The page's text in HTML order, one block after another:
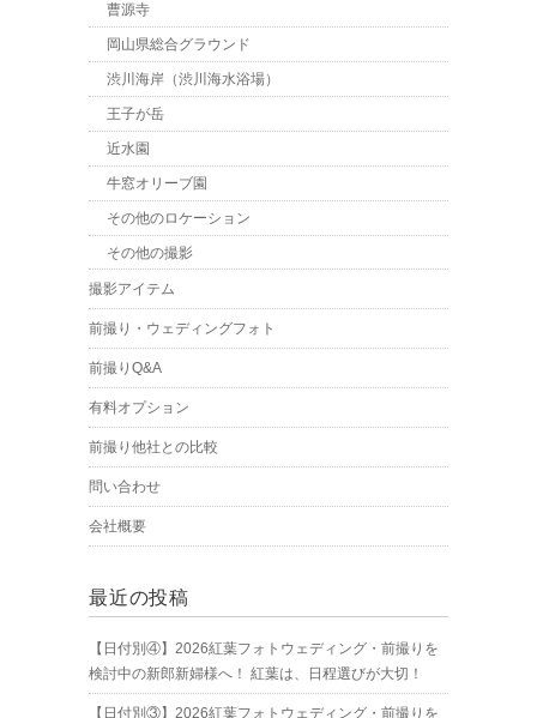
曹源寺
岡山県総合グラウンド
渋川海岸（渋川海水浴場）
王子が岳
近水園
牛窓オリーブ園
その他のロケーション
その他の撮影
撮影アイテム
前撮り・ウェディングフォト
前撮りQ&A
有料オプション
前撮り他社との比較
問い合わせ
会社概要
最近の投稿
【日付別④】2026紅葉フォトウェディング・前撮りを
検討中の新郎新婦様へ！ 紅葉は、日程選びが大切！
【日付別③】2026紅葉フォトウェディング・前撮りを